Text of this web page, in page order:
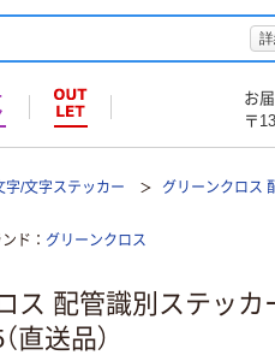
お
〒
字/文字ステッカー グリーンクロス
ド グリーンクロス
ス 配管識別ステッカ
直送品）